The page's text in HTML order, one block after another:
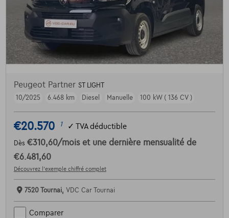
Peugeot Partner ST LIGHT
10/2025
6.468 km Diesel Manuelle 100 kW ( 136 CV )
€20.570 1 ✓ TVA déductible
Dès €310,60/mois et une dernière mensualité de
€6.481,60
Découvrez l’exemple chiffré complet
7520 Tournai, VDC Car Tournai
Comparer